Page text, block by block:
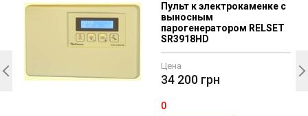
Пульт к электрокаменке c
выносным
парогенератором RELSET
SR3918HD
Цена
34 200 грн
0